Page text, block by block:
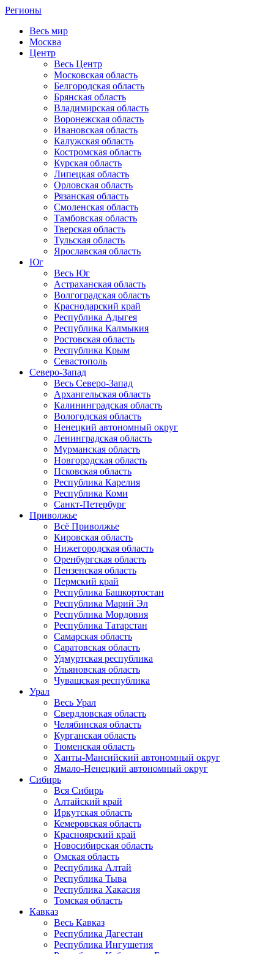
Регионы
Весь мир
Москва
Центр
Весь Центр
Московская область
Белгородская область
Брянская область
Владимирская область
Воронежская область
Ивановская область
Калужская область
Костромская область
Курская область
Липецкая область
Орловская область
Рязанская область
Смоленская область
Тамбовская область
Тверская область
Тульская область
Ярославская область
Юг
Весь Юг
Астраханская область
Волгоградская область
Краснодарский край
Республика Адыгея
Республика Калмыкия
Ростовская область
Республика Крым
Севастополь
Северо-Запад
Весь Северо-Запад
Архангельская область
Калининградская область
Вологодская область
Ненецкий автономный округ
Ленинградская область
Мурманская область
Новгородская область
Псковская область
Республика Карелия
Республика Коми
Санкт-Петербург
Приволжье
Всё Приволжье
Кировская область
Нижегородская область
Оренбургская область
Пензенская область
Пермский край
Республика Башкортостан
Республика Марий Эл
Республика Мордовия
Республика Татарстан
Самарская область
Саратовская область
Удмуртская республика
Ульяновская область
Чувашская республика
Урал
Весь Урал
Свердловская область
Челябинская область
Курганская область
Тюменская область
Ханты-Мансийский автономный округ
Ямало-Ненецкий автономный округ
Сибирь
Вся Сибирь
Алтайский край
Иркутская область
Кемеровская область
Красноярский край
Новосибирская область
Омская область
Республика Алтай
Республика Тыва
Республика Хакасия
Томская область
Кавказ
Весь Кавказ
Республика Дагестан
Республика Ингушетия